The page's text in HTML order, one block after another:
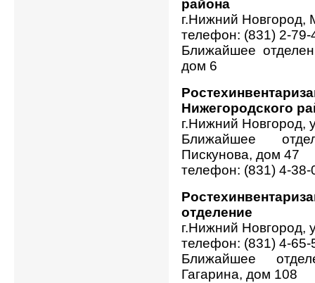
района
г.Нижний Новгород,
телефон: (831) 2-79-
Ближайшее
дом 6
Нижегородского
г.Нижний Новгород,
Ближайшее
Пискунова, дом 47
телефон: (831) 4-38-
отделение
г.Нижний Новгород,
телефон: (831) 4-65-
Ближайшее
Гагарина, дом 108